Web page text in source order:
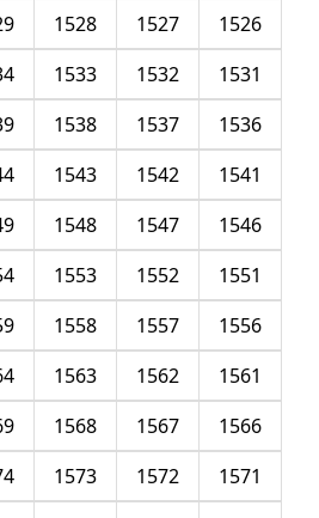
1526
1527
1528
1531
1532
1533
1536
1537
1538
1541
1542
1543
1546
1547
1548
1551
1552
1553
1556
1557
1558
1561
1562
1563
1566
1567
1568
1571
1572
1573